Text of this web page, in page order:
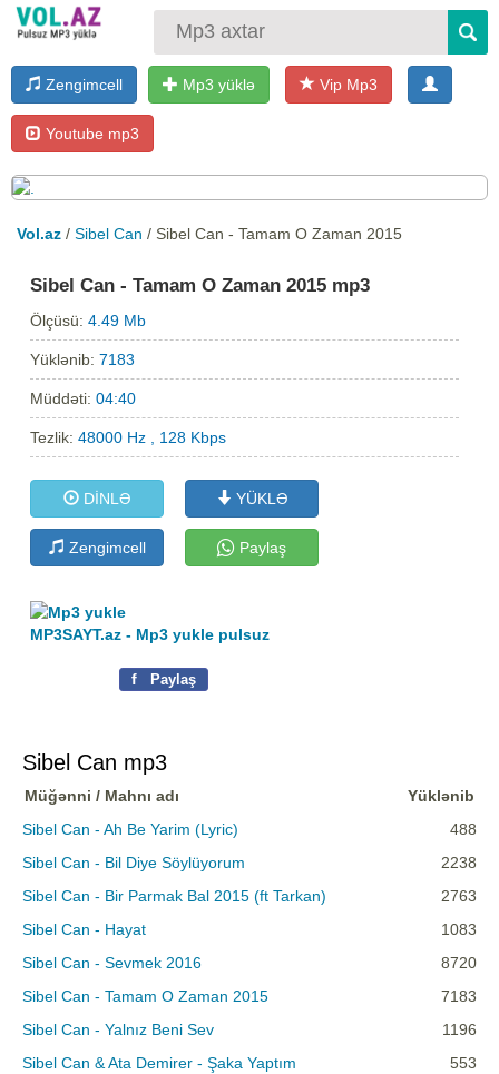
Zengimcell Mp3 yüklə Vip Mp3
Youtube mp3
Vol.az / Sibel Can / Sibel Can - Tamam O Zaman 2015
Sibel Can - Tamam O Zaman 2015 mp3
Ölçüsü:4.49 Mb
Yüklənib:7183
Müddəti:04:40
Tezlik:48000 Hz , 128 Kbps
DİNLƏ YÜKLƏ
Zengimcell Paylaş
MP3SAYT.az - Mp3 yukle pulsuz
f Paylaş
Sibel Can mp3
Müğənni / Mahnı adı
Yüklənib
Sibel Can - Ah Be Yarim (Lyric)
488
Sibel Can - Bil Diye Söylüyorum
2238
Sibel Can - Bir Parmak Bal 2015 (ft Tarkan)
2763
Sibel Can - Hayat
1083
Sibel Can - Sevmek 2016
8720
Sibel Can - Tamam O Zaman 2015
7183
Sibel Can - Yalnız Beni Sev
1196
Sibel Can & Ata Demirer - Şaka Yaptım
553